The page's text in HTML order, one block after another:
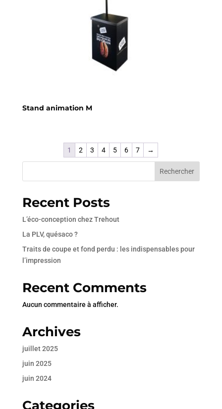
Stand animation M
1 2 3 4 5 6 7 →
Rechercher
Recent Posts
L’éco-conception chez Trehout
La PLV, quésaco ?
Traits de coupe et fond perdu : les indispensables pour
l’impression
Recent Comments
Aucun commentaire à afficher.
Archives
juillet 2025
juin 2025
juin 2024
Categories